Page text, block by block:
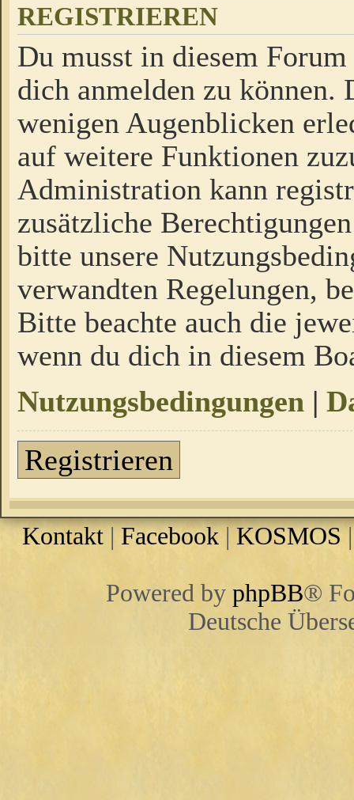
REGISTRIEREN
Du musst in diesem
dich anmelden zu
wenigen Augenblicken
auf weitere Funktionen
Administration kann
zusätzliche
bitte unsere
verwandten Regelungen,
Bitte beachte auch die
wenn du dich in diesem
Nutzungsbedingungen |
Registrieren
Kontakt | Facebook |KOSMOS
Powered by phpBB®
Deutsche